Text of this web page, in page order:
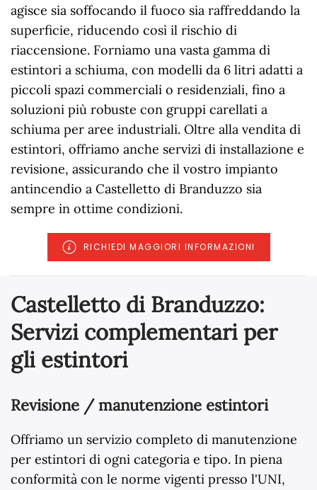
agisce sia soffocando il fuoco sia raffreddando la
superficie, riducendo così il rischio di
riaccensione. Forniamo una vasta gamma di
estintori a schiuma, con modelli da 6 litri adatti a
piccoli spazi commerciali o residenziali, fino a
soluzioni più robuste con gruppi carellati a
schiuma per aree industriali. Oltre alla vendita di
estintori, offriamo anche servizi di installazione e
revisione, assicurando che il vostro impianto
antincendio a Castelletto di Branduzzo sia
sempre in ottime condizioni.
RICHIEDI MAGGIORI INFORMAZIONI
Castelletto di Branduzzo:
Servizi complementari per
gli estintori
Revisione / manutenzione estintori
Offriamo un servizio completo di manutenzione
per estintori di ogni categoria e tipo. In piena
conformità con le norme vigenti presso l'UNI,